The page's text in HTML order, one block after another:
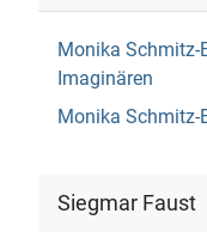
Monika Schmitz-
Imaginären
Monika Schmitz-
Siegmar Faust